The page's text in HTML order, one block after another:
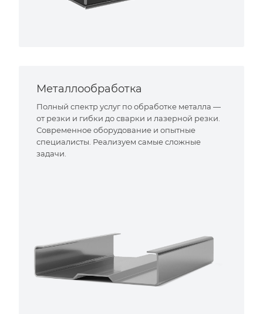
Металлообработка
Полный спектр услуг по обработке металла —
от резки и гибки до сварки и лазерной резки.
Современное оборудование и опытные
специалисты. Реализуем самые сложные
задачи.